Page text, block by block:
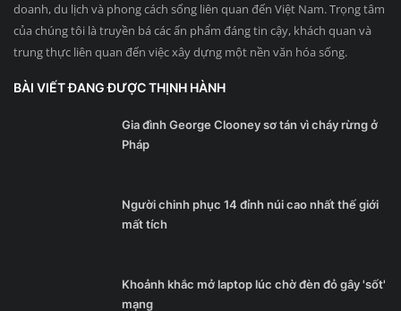
doanh, du lịch và phong cách sống liên quan đến Việt Nam. Trọng tâm
của chúng tôi là truyền bá các ấn phẩm đáng tin cậy, khách quan và
trung thực liên quan đến việc xây dựng một nền văn hóa sống.
BÀI VIẾT ĐANG ĐƯỢC THỊNH HÀNH
Gia đình George Clooney sơ tán vì cháy rừng ở
Pháp
Người chinh phục 14 đỉnh núi cao nhất thế giới
mất tích
Khoảnh khắc mở laptop lúc chờ đèn đỏ gây 'sốt'
mạng